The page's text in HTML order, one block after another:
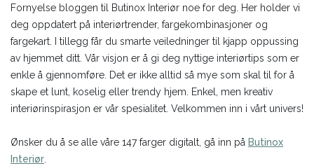
Fornyelse bloggen til Butinox Interiør noe for deg. Her holder vi
deg oppdatert på interiørtrender, fargekombinasjoner og
fargekart. I tillegg får du smarte veiledninger til kjapp oppussing
av hjemmet ditt. Vår visjon er å gi deg nyttige interiørtips som er
enkle å gjennomføre. Det er ikke alltid så mye som skal til for å
skape et lunt, koselig eller trendy hjem. Enkel, men kreativ
interiørinspirasjon er vår spesialitet. Velkommen inn i vårt univers!
Ønsker du å se alle våre 147 farger digitalt, gå inn på Butinox
Interiør